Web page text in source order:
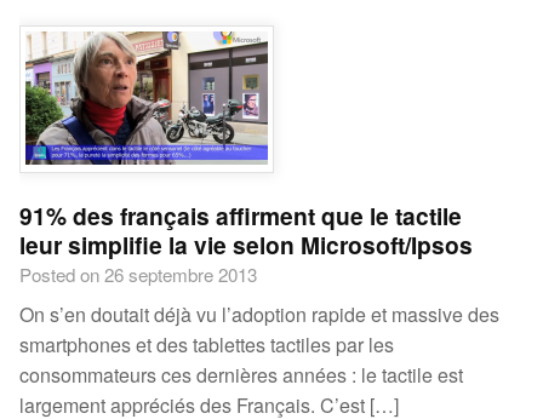
91% des français affirment que le tactile
leur simplifie la vie selon Microsoft/Ipsos
Posted on 26 septembre 2013
On s’en doutait déjà vu l’adoption rapide et massive des
smartphones et des tablettes tactiles par les
consommateurs ces dernières années : le tactile est
largement appréciés des Français. C’est […]